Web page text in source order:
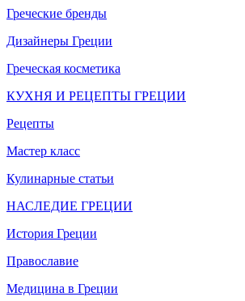
Греческие бренды
Дизайнеры Греции
Греческая косметика
КУХНЯ И РЕЦЕПТЫ ГРЕЦИИ
Рецепты
Мастер класс
Кулинарные статьи
НАСЛЕДИЕ ГРЕЦИИ
История Греции
Православие
Медицина в Греции